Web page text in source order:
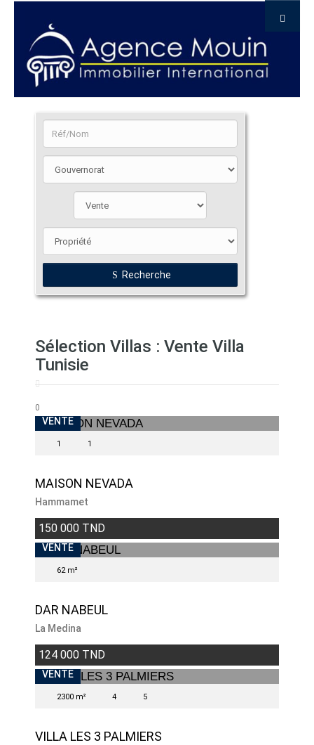
Recherche
Sélection Villas : Vente Villa
Tunisie
0
VENTE
1 1
MAISON NEVADA
Hammamet
150 000 TND
VENTE
62 m²
DAR NABEUL
La Medina
124 000 TND
VENTE
2300 m² 4 5
VILLA LES 3 PALMIERS